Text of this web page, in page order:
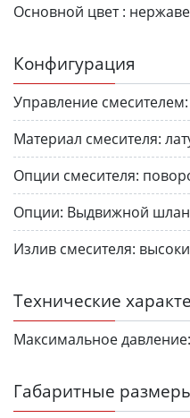
Основной цвет :
Конфигурация
Управление смесителем:
Материал смесителя:
Опции смесителя:
Опции: Выдвижной
Излив смесителя:
Технические
Максимальное давление:
Габаритные